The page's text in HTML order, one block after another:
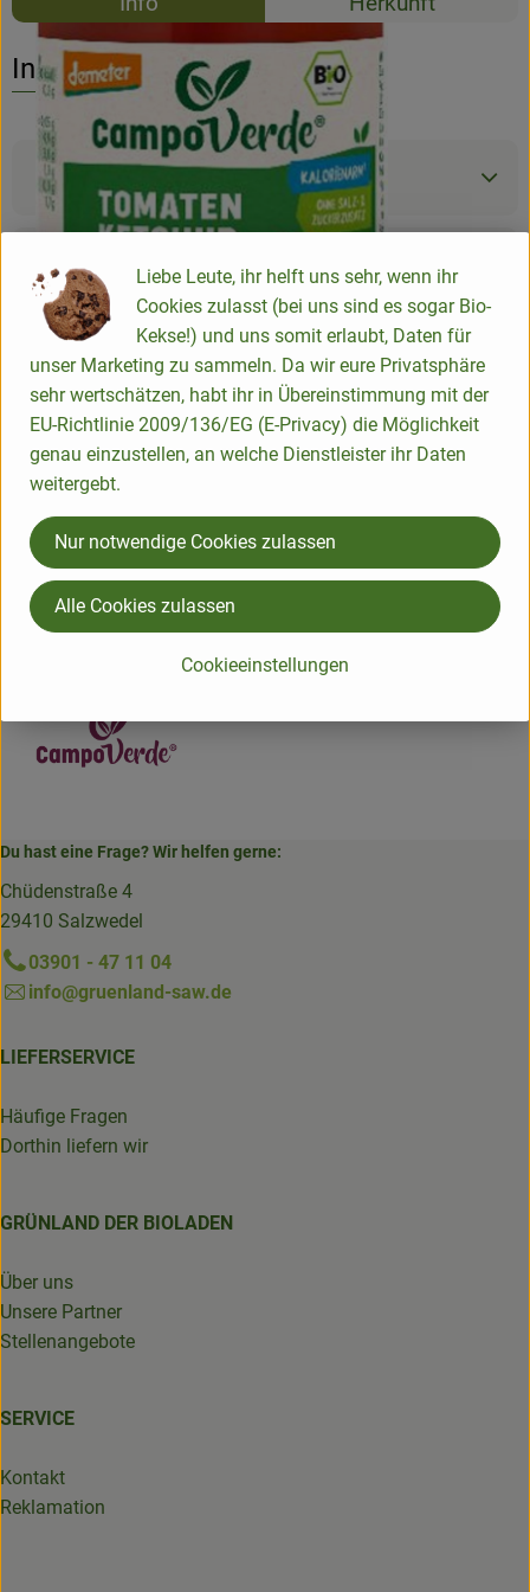
Entdecke passende RezepteEs wurden
Info
Produktinformationen
Zutaten
Produktdatenblatt
Herkunft
Hersteller: CPV
Italien
Campo Verde
Du hast eine Frage? Wir helfen gerne:
Chüdenstraße 4
29410 Salzwedel
03901 - 47 11 04
info@gruenland-saw.de
LIEFERSERVICE
Häufige Fragen
Dorthin liefern wir
GRÜNLAND DER BIOLADEN
Über uns
Unsere Partner
Stellenangebote
SERVICE
Kontakt
Reklamation
Liebe Leute, ihr helft uns sehr, wenn ihr
Cookies zulasst (bei uns sind es sogar Bio-
Kekse!) und uns somit erlaubt, Daten für
unser Marketing zu sammeln. Da wir eure Privatsphäre
sehr wertschätzen, habt ihr in Übereinstimmung mit der
EU-Richtlinie 2009/136/EG (E-Privacy) die Möglichkeit
genau einzustellen, an welche Dienstleister ihr Daten
weitergebt.
Cookieeinstellungen
Nur notwendige Cookies zulassen
Alle Cookies zulassen